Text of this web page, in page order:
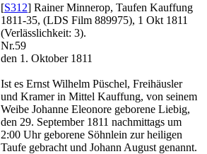
[S312] Rainer Minnerop, Taufen Kauffung
1811-35, (LDS Film 889975), 1 Okt 1811
(Verlässlichkeit: 3).
Nr.59
den 1. Oktober 1811
Ist es Ernst Wilhelm Püschel, Freihäusler
und Kramer in Mittel Kauffung, von seinem
Weibe Johanne Eleonore geborene Liebig,
den 29. September 1811 nachmittags um
2:00 Uhr geborene Söhnlein zur heiligen
Taufe gebracht und Johann August genannt.